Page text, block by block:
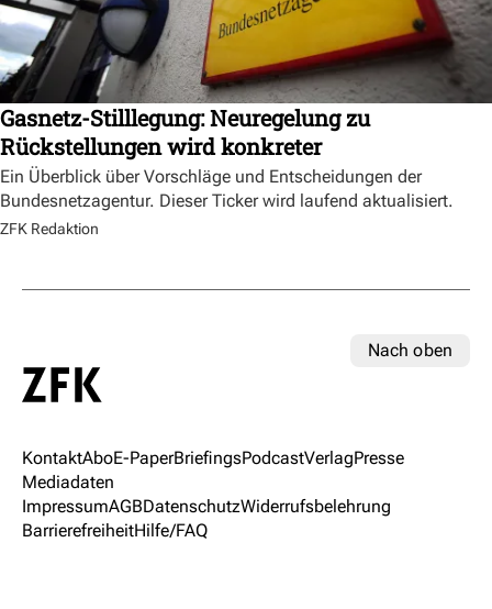
Gasnetz-Stilllegung: Neuregelung zu
Rückstellungen wird konkreter
Ein Überblick über Vorschläge und Entscheidungen der
Bundesnetzagentur. Dieser Ticker wird laufend aktualisiert.
ZFK Redaktion
Nach oben
KontaktAboE-PaperBriefingsPodcastVerlagPresse
Mediadaten
ImpressumAGBDatenschutzWiderrufsbelehrung
BarrierefreiheitHilfe/FAQ